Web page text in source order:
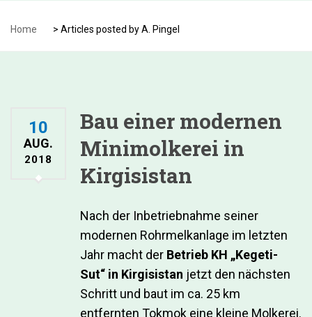
Home > Articles posted by A. Pingel
10
AUG.
2018
Bau einer modernen
Minimolkerei in
Kirgisistan
Nach der Inbetriebnahme seiner
modernen Rohrmelkanlage im letzten
Jahr macht der Betrieb KH „Kegeti-
Sut“ in Kirgisistan jetzt den nächsten
Schritt und baut im ca. 25 km
entfernten Tokmok eine kleine Molkerei.